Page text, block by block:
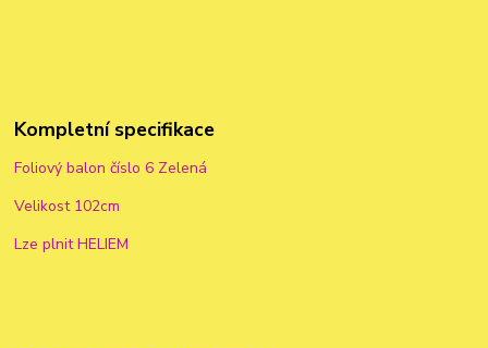
Kompletní specifikace
Foliový balon číslo 6 Zelená
Velikost 102cm
Lze plnit HELIEM